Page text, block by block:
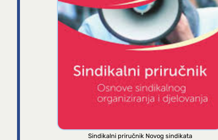
Sindikalni priručnik Novog sindikata